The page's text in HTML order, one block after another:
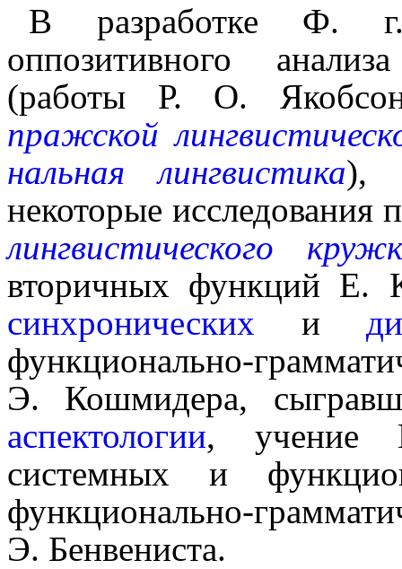
В разработке Ф. г.
оппозитивного
(работы Р. О.
пражской
наль­ная лингвистика),
некоторые иссле­до­ва­ния
лингвистического
вторичных функций Е.
синхронических и
функционально-
Э. Кошмидера,
аспектологии, учение
системных и
функционально-
Э. Бенвениста.